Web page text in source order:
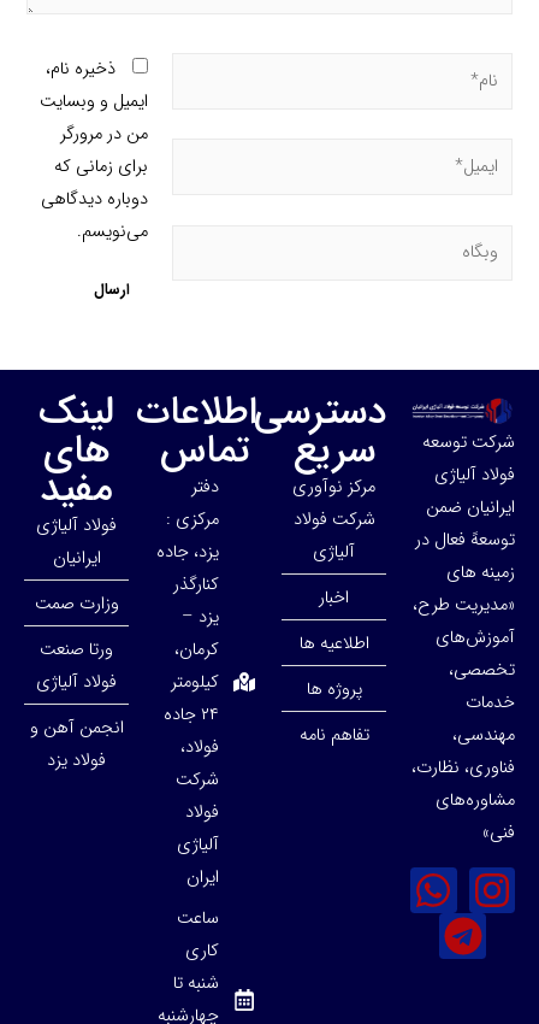
ذخیره نام،
ایمیل و وبسایت
من در مرورگر
برای زمانی که
دوباره دیدگاهی
می‌نویسم.
شرکت توسعه
فولاد آلیاژی
ایرانیان ضمن
توسعهً فعال در
زمینه های
«مدیریت طرح،
آموزش‌های
تخصصی،
خدمات
مهندسی،
فناوری، نظارت،
مشاوره‌های
فنی»
دسترسی
سریع
مرکز نوآوری
شرکت فولاد
آلیاژی
اخبار
اطلاعیه ها
پروژه ها
تفاهم نامه
اطلاعات
تماس
دفتر
مرکزی :
یزد، جاده
کنارگذر
یزد –
کرمان،
کیلومتر
۲۴ جاده
فولاد،
شرکت
فولاد
آلیاژی
ایران
ساعت
کاری
شنبه تا
چهارشنبه
لینک
های
مفید
فولاد آلیاژی
ایرانیان
وزارت صمت
ورتا صنعت
فولاد آلیاژی
انجمن آهن و
فولاد یزد